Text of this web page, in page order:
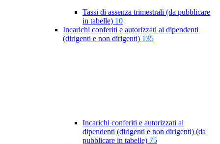
Tassi di assenza trimestrali (da pubblicare
in tabelle) 10
Incarichi conferiti e autorizzati ai dipendenti
(dirigenti e non dirigenti) 135
Incarichi conferiti e autorizzati ai
dipendenti (dirigenti e non dirigenti) (da
pubblicare in tabelle) 75